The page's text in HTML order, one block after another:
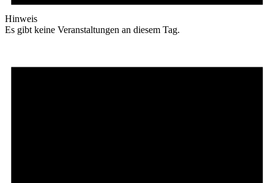
Hinweis
Es gibt keine Veranstaltungen an diesem Tag.